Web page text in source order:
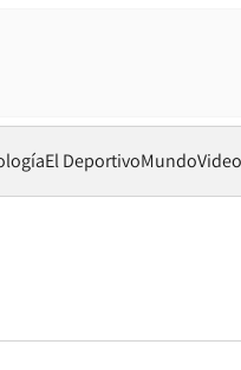
El DeportivoMundo